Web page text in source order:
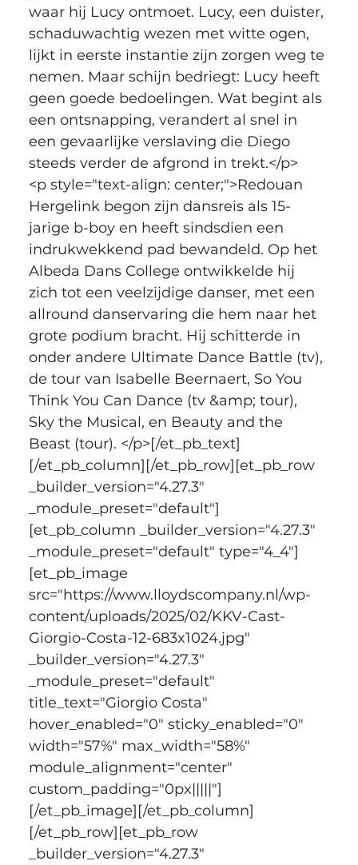
waar hij Lucy ontmoet. Lucy, een duister,
schaduwachtig wezen met witte ogen,
lijkt in eerste instantie zijn zorgen weg te
nemen. Maar schijn bedriegt: Lucy heeft
geen goede bedoelingen. Wat begint als
een ontsnapping, verandert al snel in
een gevaarlijke verslaving die Diego
steeds verder de afgrond in trekt.</p>
<p style="text-align: center;">Redouan
Hergelink begon zijn dansreis als 15-
jarige b-boy en heeft sindsdien een
indrukwekkend pad bewandeld. Op het
Albeda Dans College ontwikkelde hij
zich tot een veelzijdige danser, met een
allround danservaring die hem naar het
grote podium bracht. Hij schitterde in
onder andere Ultimate Dance Battle (tv),
de tour van Isabelle Beernaert, So You
Think You Can Dance (tv &amp; tour),
Sky the Musical, en Beauty and the
Beast (tour). </p>[/et_pb_text]
[/et_pb_column][/et_pb_row][et_pb_row
_builder_version="4.27.3"
_module_preset="default"]
[et_pb_column _builder_version="4.27.3"
_module_preset="default" type="4_4"]
[et_pb_image
src="https://www.lloydscompany.nl/wp-
content/uploads/2025/02/KKV-Cast-
Giorgio-Costa-12-683x1024.jpg"
_builder_version="4.27.3"
_module_preset="default"
title_text="Giorgio Costa"
hover_enabled="0" sticky_enabled="0"
width="57%" max_width="58%"
module_alignment="center"
custom_padding="0px|||||"]
[/et_pb_image][/et_pb_column]
[/et_pb_row][et_pb_row
_builder_version="4.27.3"